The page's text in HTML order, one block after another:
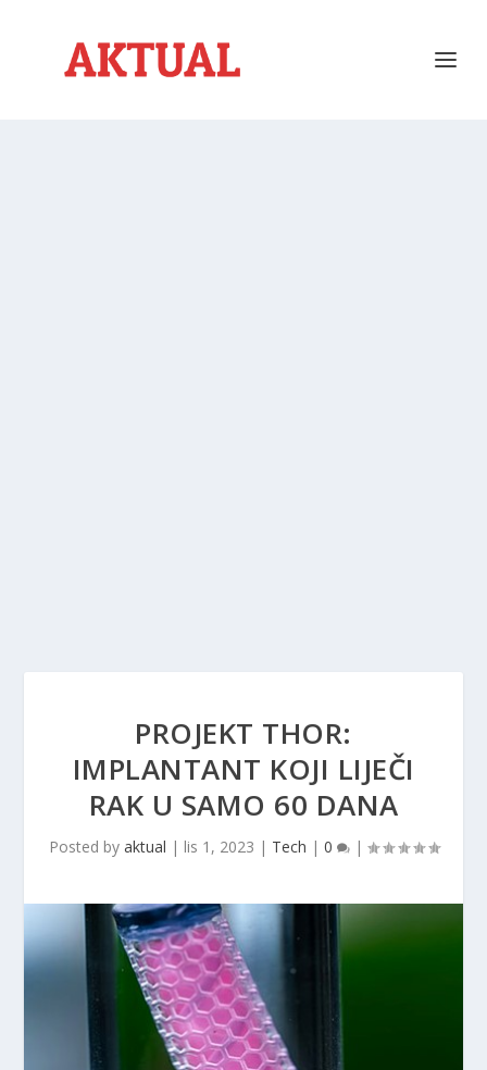
PROJEKT THOR:
IMPLANTANT KOJI LIJEČI
RAK U SAMO 60 DANA
Posted by aktual | lis 1, 2023 | Tech | 0 |